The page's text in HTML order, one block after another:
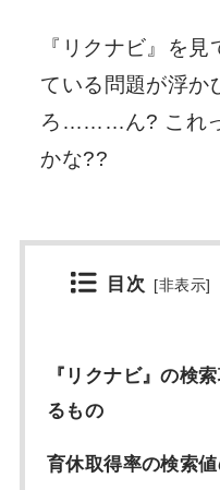
『リクナビ』を
ている問題が浮か
ろ………ん? これ
かな??
目次 [非表示]
『リクナビ』の検
るもの
育休取得率の検索